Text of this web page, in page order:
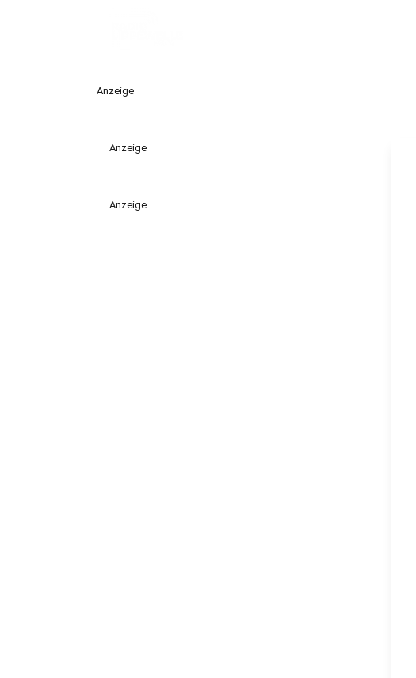
Anzeige
Anzeige
Anzeige